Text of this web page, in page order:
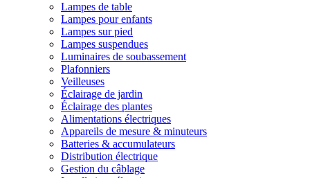
Lampes de table
Lampes pour enfants
Lampes sur pied
Lampes suspendues
Luminaires de soubassement
Plafonniers
Veilleuses
Éclairage de jardin
Éclairage des plantes
Alimentations électriques
Appareils de mesure & minuteurs
Batteries & accumulateurs
Distribution électrique
Gestion du câblage